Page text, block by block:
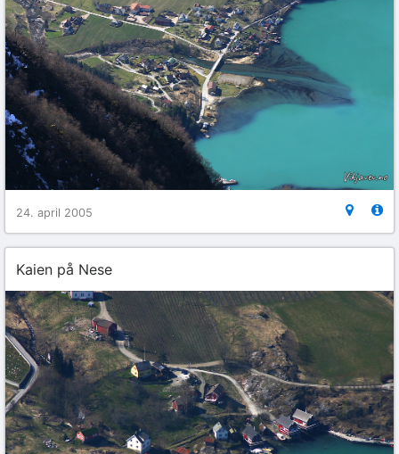
24. april 2005
Kaien på Nese